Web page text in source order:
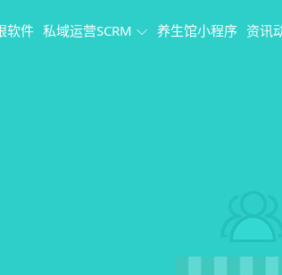
软件 私域运营SCRM 养生馆小程序 资讯